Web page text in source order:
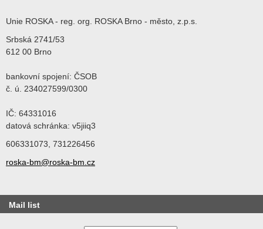
Unie ROSKA - reg. org. ROSKA Brno - město, z.p.s.
Srbská 2741/53
612 00 Brno
bankovní spojení: ČSOB
č. ú. 234027599/0300
IČ: 64331016
datová schránka: v5jiiq3
606331073, 731226456
roska-bm@roska-bm.cz
Mail list